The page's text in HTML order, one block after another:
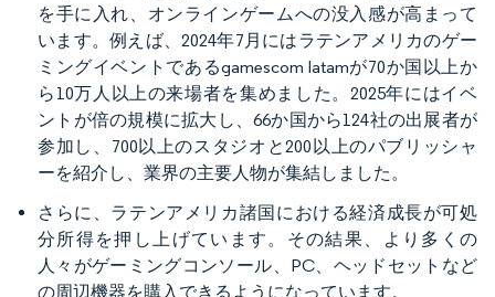
を手に入れ、オンラインゲームへの没入感が高まって
います。例えば、2024年7月にはラテンアメリカのゲー
ミングイベントであるgamescom latamが70か国以上か
ら10万人以上の来場者を集めました。2025年にはイベ
ントが倍の規模に拡大し、66か国から124社の出展者が
参加し、700以上のスタジオと200以上のパブリッシャ
ーを紹介し、業界の主要人物が集結しました。
さらに、ラテンアメリカ諸国における経済成長が可処
分所得を押し上げています。その結果、より多くの
人々がゲーミングコンソール、PC、ヘッドセットなど
の周辺機器を購入できるようになっています。